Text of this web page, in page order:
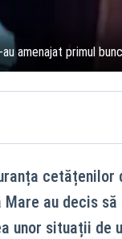
amenajat primul
cetățenilor
au decis
unor situații de